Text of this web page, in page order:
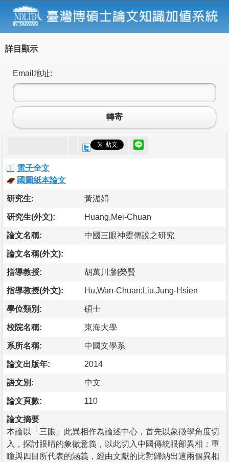
詳目顯示
Email地址:
轉寄
電子全文
國圖紙本論文
研究生: 黃湄娟
研究生(外文): Huang,Mei-Chuan
論文名稱: 中國三眼神靈傳說之研究
論文名稱(外文):
指導教授: 胡萬川;劉榮賢
指導教授(外文): Hu,Wan-Chuan;Liu,Jung-Hsien
學位類別: 碩士
校院名稱: 東海大學
系所名稱: 中國文學系
論文出版年: 2014
語文別: 中文
論文頁數: 110
論文摘要
本論以「三眼」此異相作為論述中心，首先以象徵學角度切
入，探討眼睛的象徵意義，以此切入中國傳統眼部異相：重
瞳與四目所代表的涵義，經由文獻的比對歸納出這兩個異相